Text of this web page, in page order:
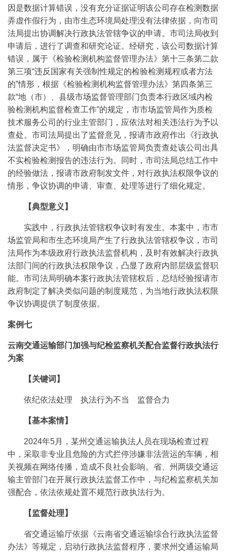
因是数据计算错误，没有充分证据证明该公司存在检测数据
弄虚作假行为，由市生态环境局处理没有法律依据，向市司
法局提出协调解决行政执法管辖争议的申请。市司法局收到
申请后，进行了调查和研究论证。经研究，该公司数据计算
错误，属于《检验检测机构监督管理办法》第十三条第二款
第三项“违反国家有关强制性规定的检验检测规程或者方法
的”情形，根据《检验检测机构监督管理办法》第四条第三
款“地（市）、县级市场监督管理部门负责本行政区域内检
验检测机构监督检查工作”的规定，市市场监管局作为质检
技术服务公司的行业主管部门，应依法对相关违法行为予以
查处。市司法局提出了监督意见，报请市政府作出《行政执
法监督决定书》，明确由市市场监管局负责查处该公司出具
不实检验检测报告的违法行为。同时，市司法局总结工作中
的经验做法，报请市政府制发文件，对行政执法权限争议的
情形，争议协调的申请、审查、处理等进行了细化规定。
【典型意义】
实践中，行政执法管辖权争议时有发生。本案中，市市
场监管局和市生态环境局产生了行政执法管辖权争议，市司
法局作为本级政府行政执法监督机构，及时有效解决行政执
法部门间的行政执法权限争议，凸显了政府内部层级监督职
能。市司法局明确本案行政执法管辖权后，总结经验报请市
政府制定了解决类似问题的制度规范，为当地行政执法权限
争议协调提供了制度依据。
案例七
云南交通运输部门加强与纪检监察机关配合监督行政执法行
为案
【关键词】
依纪依法处理 执法行为不当 监督合力
【基本案情】
2024年5月，某州交通运输执法人员在现场检查过程
中，采取非专业且危险的方式拦停涉嫌非法营运的车辆，相
关视频在网络传播，造成不良社会影响。省、州两级交通运
输主管部门在开展行政执法监督工作中，与纪检监察机关加
强配合，依法依规处置不规范行政执法行为。
【监督处理】
省交通运输厅依据《云南省交通运输综合行政执法监督
办法》等规定，启动行政执法监督程序，要求州交通运输局